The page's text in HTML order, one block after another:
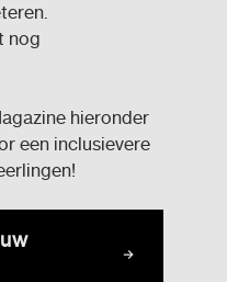
nog
hieronder
een inclusievere